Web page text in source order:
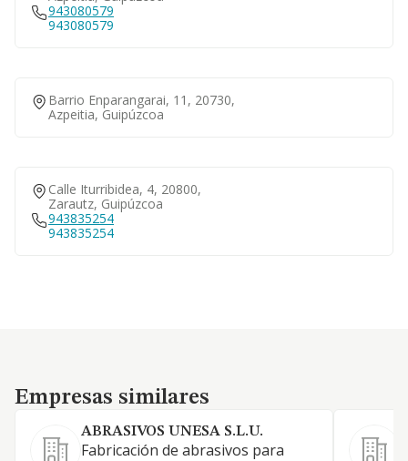
943080579
943080579
Barrio Enparangarai, 11, 20730,
Azpeitia, Guipúzcoa
Calle Iturribidea, 4, 20800,
Zarautz, Guipúzcoa
943835254
943835254
Empresas similares
Empresas similares
ABRASIVOS UNESA S.L.U.
Fabricación de abrasivos para